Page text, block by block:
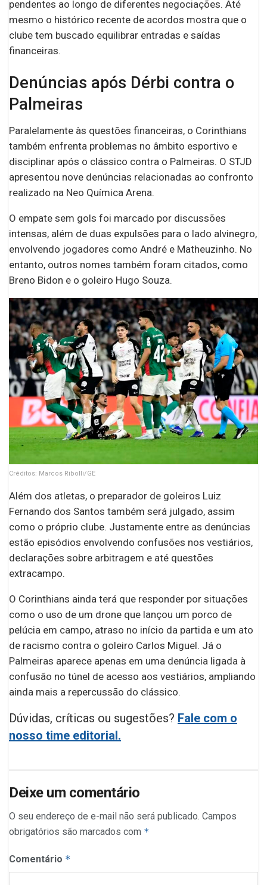
pendentes ao longo de diferentes negociações. Até
mesmo o histórico recente de acordos mostra que o
clube tem buscado equilibrar entradas e saídas
financeiras.
Denúncias após Dérbi contra o
Palmeiras
Paralelamente às questões financeiras, o Corinthians
também enfrenta problemas no âmbito esportivo e
disciplinar após o clássico contra o Palmeiras. O STJD
apresentou nove denúncias relacionadas ao confronto
realizado na Neo Química Arena.
O empate sem gols foi marcado por discussões
intensas, além de duas expulsões para o lado alvinegro,
envolvendo jogadores como André e Matheuzinho. No
entanto, outros nomes também foram citados, como
Breno Bidon e o goleiro Hugo Souza.
Créditos: Marcos Ribolli/GE
Além dos atletas, o preparador de goleiros Luiz
Fernando dos Santos também será julgado, assim
como o próprio clube. Justamente entre as denúncias
estão episódios envolvendo confusões nos vestiários,
declarações sobre arbitragem e até questões
extracampo.
O Corinthians ainda terá que responder por situações
como o uso de um drone que lançou um porco de
pelúcia em campo, atraso no início da partida e um ato
de racismo contra o goleiro Carlos Miguel. Já o
Palmeiras aparece apenas em uma denúncia ligada à
confusão no túnel de acesso aos vestiários, ampliando
ainda mais a repercussão do clássico.
Dúvidas, críticas ou sugestões? Fale com o
nosso time editorial.
Deixe um comentário
O seu endereço de e-mail não será publicado. Campos
obrigatórios são marcados com *
Comentário *